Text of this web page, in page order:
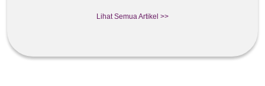
Lihat Semua Artikel >>